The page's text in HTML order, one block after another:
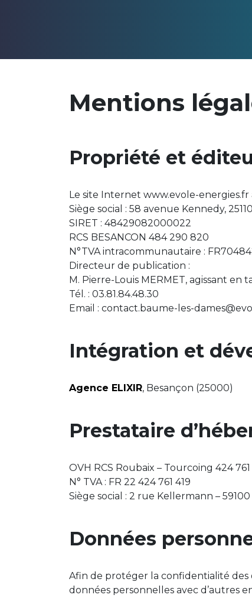
Mentions
Propriété et
Le site Internet www.evole-energies.fr
Siège social : 58 avenue Kennedy,
SIRET : 48429082000022
RCS BESANCON 484 290 820
N°TVA intracommunautaire :
Directeur de publication :
M. Pierre-Louis MERMET, agissant en
Tél. : 03.81.84.48.30
Email : contact.baume-les-
Intégration et
Agence ELIXIR, Besançon (25000)
Prestataire
OVH RCS Roubaix – Tourcoing 424
N° TVA : FR 22 424 761 419
Siège social : 2 rue Kellermann –
Données
Afin de protéger la confidentialité des
données personnelles avec d’autres